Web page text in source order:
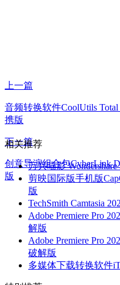
上一篇
音频转换软件CoolUtils Total
携版
下一篇
创意导演组合包CyberLink
版
相关推荐
万兴喵影
剪映国际版手机版
版
TechSmith Camtasia
Adobe Premiere Pro
解版
Adobe Premiere Pro
破解版
多媒体下载转换软件